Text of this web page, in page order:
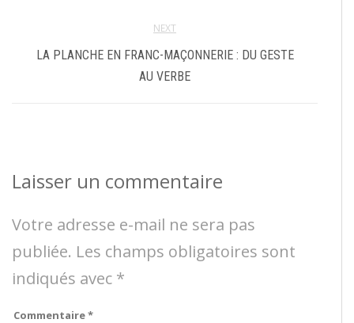
NEXT
LA PLANCHE EN FRANC-MAÇONNERIE : DU GESTE
AU VERBE
Laisser un commentaire
Votre adresse e-mail ne sera pas
publiée. Les champs obligatoires sont
indiqués avec *
Commentaire*